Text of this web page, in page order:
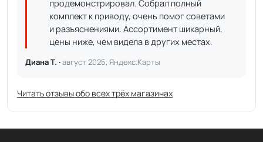
продемонстрировал. Собрал полный
комплект к приводу, очень помог советами
и разъяснениями. Ассортимент шикарный,
цены ниже, чем видела в других местах.
Диана Т. ·август 2025, Яндекс.Карты
Читать отзывы обо всех трёх магазинах